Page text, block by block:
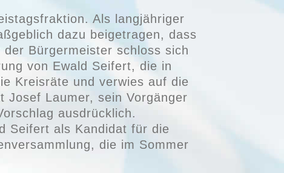
Als langjähriger
dazu beigetragen, dass
Bürgermeister schloss sich
von Ewald Seifert, die in
Kreisräte und verwies auf die
Josef Laumer, sein Vorgänger
ausdrücklich.
Seifert als Kandidat für die
die im Sommer